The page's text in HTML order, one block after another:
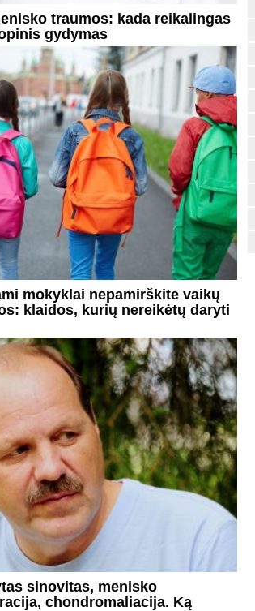
traumos: kada reikalingas
gydymas
mokyklai nepamirškite vaikų
klaidos, kurių nereikėtų daryti
sinovitas, menisko
chondromaliacija. Ką